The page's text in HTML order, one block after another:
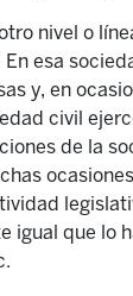
nivel o
esa
y, en
civil
de la
que lo